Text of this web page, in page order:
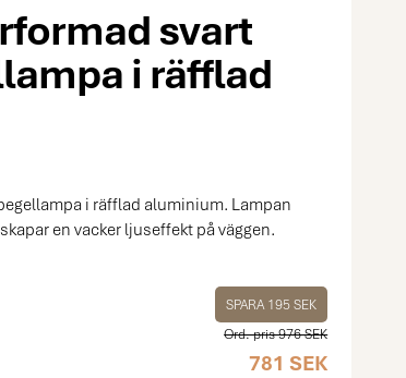
svart
i räfflad
i räfflad aluminium. Lampan
en vacker ljuseffekt på väggen.
SPARA 195 SEK
Ord. pris 976 SEK
781 SEK